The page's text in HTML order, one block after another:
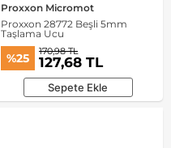
Proxxon Micromot
Proxxon 28772 Beşli 5mm
Taşlama Ucu
%25 170,98 TL
127,68 TL
Sepete Ekle